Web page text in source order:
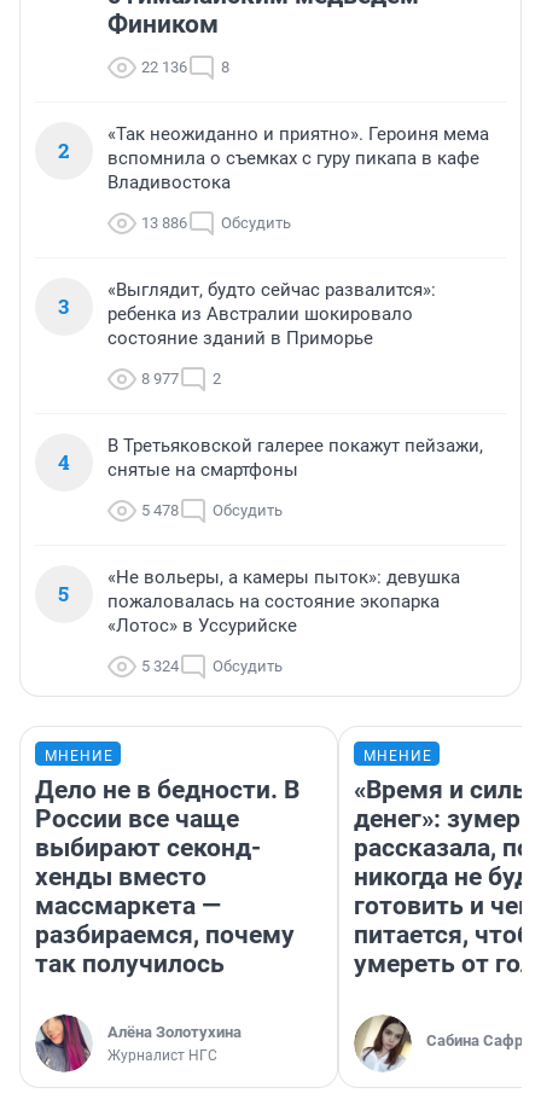
Фиником
22 136 8
2
«Так неожиданно и приятно». Героиня мема
вспомнила о съемках с гуру пикапа в кафе
Владивостока
13 886 Обсудить
3
«Выглядит, будто сейчас развалится»:
ребенка из Австралии шокировало
состояние зданий в Приморье
8 977 2
4
В Третьяковской галерее покажут пейзажи,
снятые на смартфоны
5 478 Обсудить
5
«Не вольеры, а камеры пыток»: девушка
пожаловалась на состояние экопарка
«Лотос» в Уссурийске
5 324 Обсудить
МНЕНИЕ
Дело не в бедности. В
России все чаще
выбирают секонд-
хенды вместо
массмаркета —
разбираемся, почему
так получилось
Алёна Золотухина
Журналист НГС
МНЕНИЕ
«Время и
денег»:
рассказала,
никогда не
готовить и чем
питается,
умереть от
Сабина